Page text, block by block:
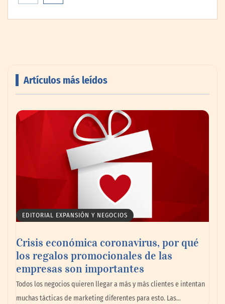
pisos deportivos para gimnasios en México
La llanta más cara puede ser la que menos
cuesta: Michelin lo demuestra ante notario
público
Artículos más leídos
EDITORIAL EXPANSIÓN Y NEGOCIOS
Crisis económica coronavirus, por qué
los regalos promocionales de las
empresas son importantes
Todos los negocios quieren llegar a más y más clientes e intentan
muchas tácticas de marketing diferentes para esto. Las…